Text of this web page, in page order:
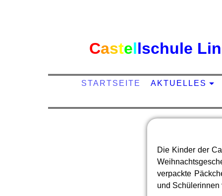
Castellschule
STARTSEITE AKTUELLES
Die Kinder der
verpackte
und